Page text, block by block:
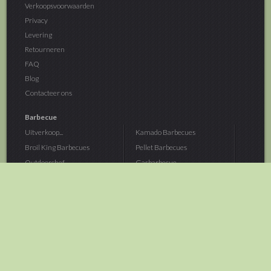
Verkoopsvoorwaarden
Privacy
Levering
Retourneren
FAQ
Blog
Contacteer ons
Barbecue
Uitverkoop...
Broil King Barbecues
Outdoorchef...
Kamado Barbecues
Pellet Barbecues
Gasbarbecue